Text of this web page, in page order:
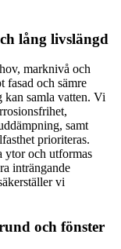
lång livslängd
marknivå och
fasad och sämre
samla vatten. Vi
samt
prioriteras.
ytor och utformas
inträngande
vi
och fönster